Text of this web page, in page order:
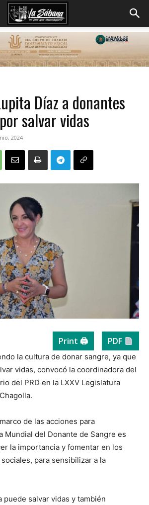
Díaz a donantes
salvar vidas
2024
Print 🖨 PDF
la cultura de donar sangre, ya que
vidas, convocó la coordinadora del
del PRD en la LXXV Legislatura
de las acciones para
Mundial del Donante de Sangre es
la importancia y fomentar en los
para sensibilizar a la
puede salvar vidas y también